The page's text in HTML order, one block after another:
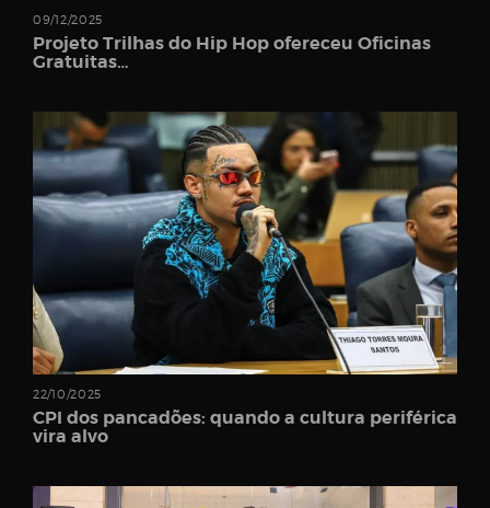
09/12/2025
Projeto Trilhas do Hip Hop ofereceu Oficinas
Gratuitas…
22/10/2025
CPI dos pancadões: quando a cultura periférica
vira alvo